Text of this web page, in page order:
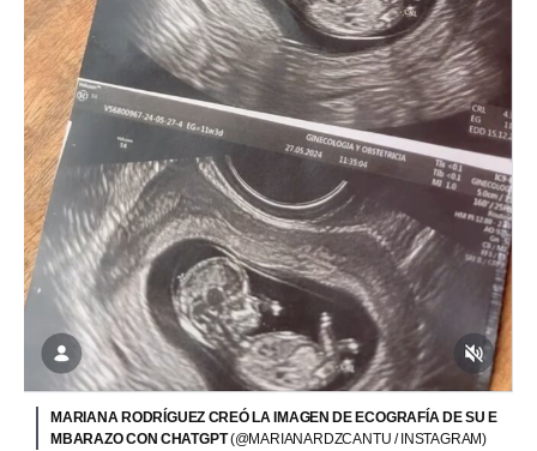
MARIANA RODRÍGUEZ CREÓ LA IMAGEN DE ECOGRAFÍA DE SU E
MBARAZO CON CHATGPT(@MARIANARDZCANTU / INSTAGRAM)